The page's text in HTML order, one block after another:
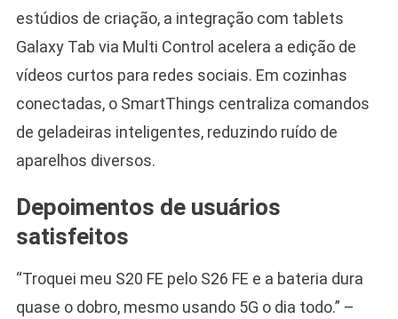
estúdios de criação, a integração com tablets
Galaxy Tab via Multi Control acelera a edição de
vídeos curtos para redes sociais. Em cozinhas
conectadas, o SmartThings centraliza comandos
de geladeiras inteligentes, reduzindo ruído de
aparelhos diversos.
Depoimentos de usuários
satisfeitos
“Troquei meu S20 FE pelo S26 FE e a bateria dura
quase o dobro, mesmo usando 5G o dia todo.” –